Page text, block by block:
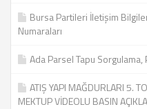
Bursa Partileri İletişim
Numaraları
Ada Parsel Tapu
ATIŞ YAPI MAĞDURLARI 5.
MEKTUP VİDEOLU BASIN